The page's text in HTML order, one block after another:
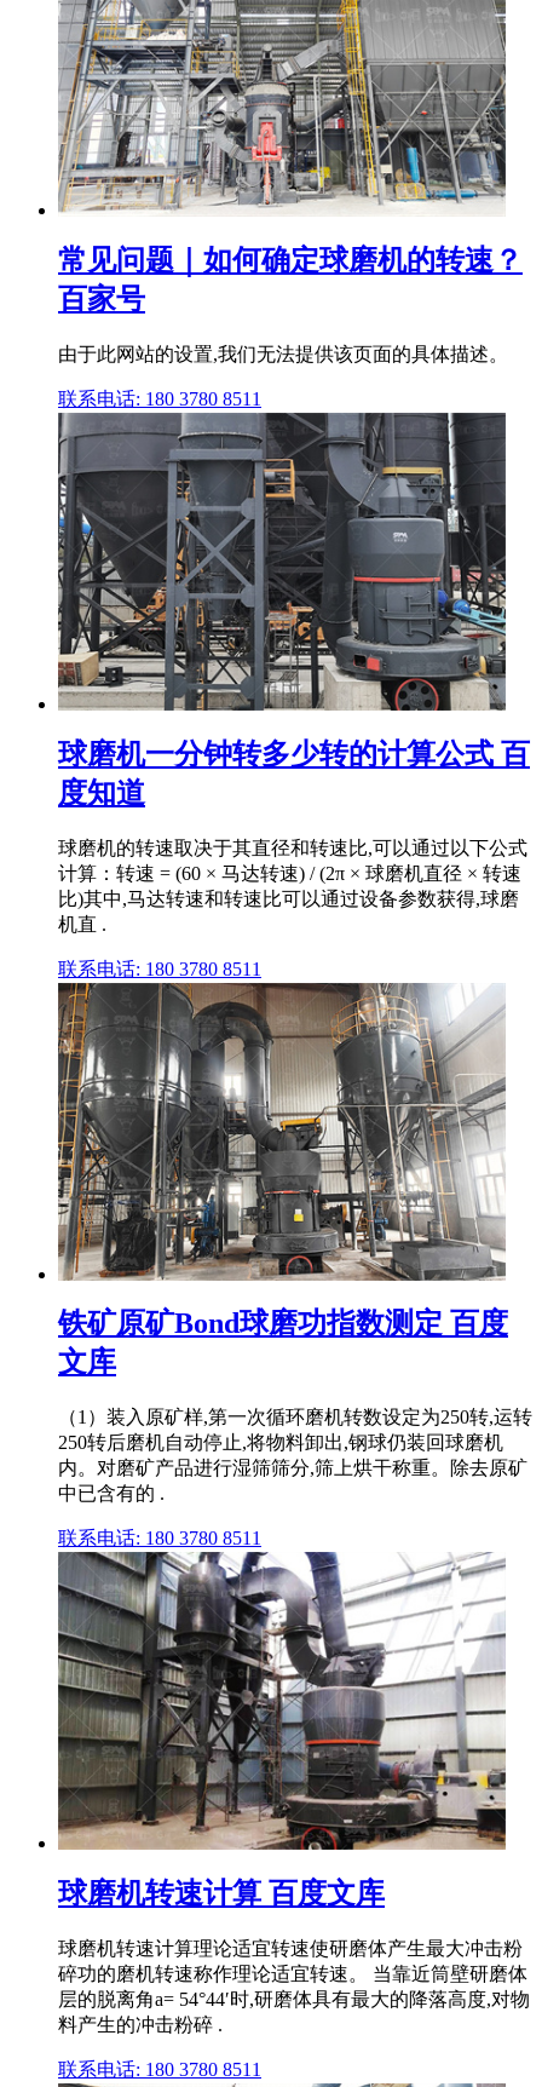
常见问题｜如何确定球磨机的转速？
百家号
由于此网站的设置,我们无法提供该页面的具体描述。
联系电话: 180 3780 8511
球磨机一分钟转多少转的计算公式 百
度知道
球磨机的转速取决于其直径和转速比,可以通过以下公式
计算：转速 = (60 × 马达转速) / (2π × 球磨机直径 × 转速
比)其中,马达转速和转速比可以通过设备参数获得,球磨
机直 .
联系电话: 180 3780 8511
铁矿原矿Bond球磨功指数测定 百度
文库
（1）装入原矿样,第一次循环磨机转数设定为250转,运转
250转后磨机自动停止,将物料卸出,钢球仍装回球磨机
内。对磨矿产品进行湿筛筛分,筛上烘干称重。除去原矿
中已含有的 .
联系电话: 180 3780 8511
球磨机转速计算 百度文库
球磨机转速计算理论适宜转速使研磨体产生最大冲击粉
碎功的磨机转速称作理论适宜转速。 当靠近筒壁研磨体
层的脱离角a= 54°44′时,研磨体具有最大的降落高度,对物
料产生的冲击粉碎 .
联系电话: 180 3780 8511